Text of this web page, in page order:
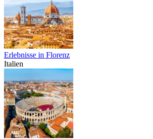
Erlebnisse in Florenz
Italien